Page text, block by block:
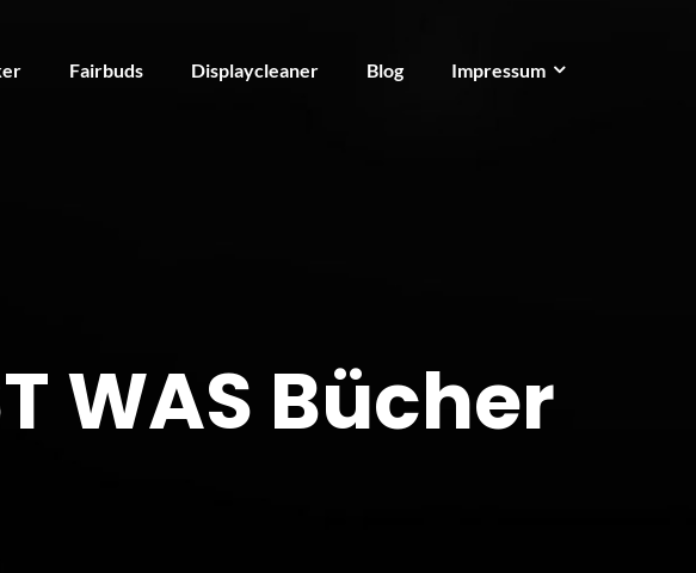
Fairbuds Displaycleaner Blog Impressum
WAS Bücher